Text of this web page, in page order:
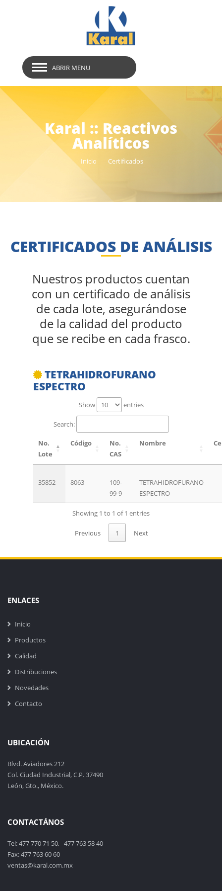
ABRIR MENU
Karal :: Reactivos
Analíticos
Inicio Certificados
CERTIFICADOS DE ANÁLISIS
Nuestros productos cuentan
con un certificado de análisis
de cada lote, asegurándose
de la calidad del producto
que se recibe en cada frasco.
TETRAHIDROFURANO
ESPECTRO
Show entries
Search:
No.
Lote
Código
No.
CAS
Nombre
35852 8063
109-
99-9
TETRAHIDROFURANO
ESPECTRO
Showing 1 to 1 of 1 entries
Previous 1 Next
ENLACES
Inicio
Productos
Calidad
Distribuciones
Novedades
Contacto
UBICACIÓN
Blvd. Aviadores 212
Col. Ciudad Industrial, C.P. 37490
León, Gto., México.
CONTACTÁNOS
Tel: 477 770 71 50, 477 763 58 40
Fax: 477 763 60 60
ventas@karal.com.mx